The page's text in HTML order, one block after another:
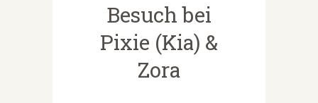
Besuch bei
Pixie (Kia) &
Zora